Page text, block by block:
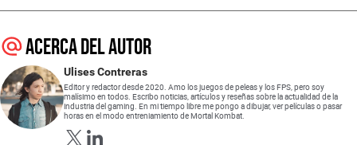
Acerca del autor
Ulises Contreras
Editor y redactor desde 2020. Amo los juegos de peleas y los FPS, pero soy
malísimo en todos. Escribo noticias, artículos y reseñas sobre la actualidad de la
industria del gaming. En mi tiempo libre me pongo a dibujar, ver películas o pasar
horas en el modo entreniamiento de Mortal Kombat.